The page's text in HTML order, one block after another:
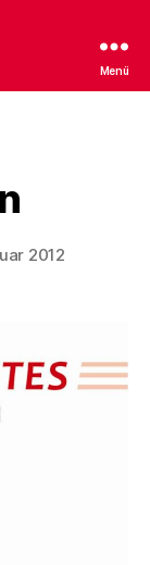
Menü
2012